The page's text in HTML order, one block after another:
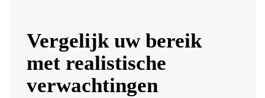
Vergelijk uw bereik
met realistische
verwachtingen